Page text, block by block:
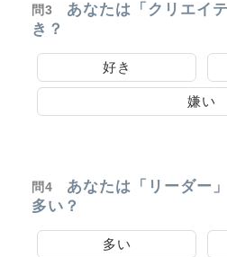
問3
あなたは「クリエイ
き？
好き
嫌い
問4
あなたは「リーダー
多い？
多い